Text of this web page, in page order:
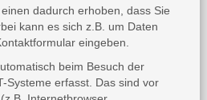
dadurch erhoben, dass Sie
kann es sich z.B. um Daten
eingeben.
beim Besuch der
Systeme erfasst. Das sind vor